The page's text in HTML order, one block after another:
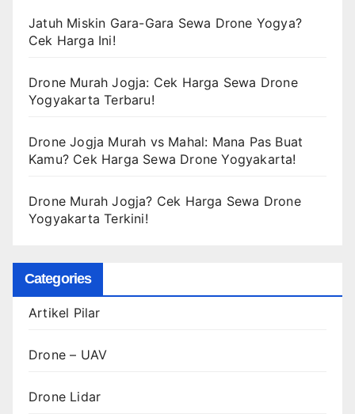
Jatuh Miskin Gara-Gara Sewa Drone Yogya?
Cek Harga Ini!
Drone Murah Jogja: Cek Harga Sewa Drone
Yogyakarta Terbaru!
Drone Jogja Murah vs Mahal: Mana Pas Buat
Kamu? Cek Harga Sewa Drone Yogyakarta!
Drone Murah Jogja? Cek Harga Sewa Drone
Yogyakarta Terkini!
Categories
Artikel Pilar
Drone – UAV
Drone Lidar